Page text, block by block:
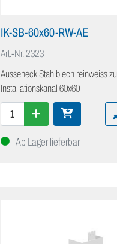
IK-SB-60x60-RW-AE
Art.-Nr.2323
Ausseneck Stahlblech reinweiss zu
Installationskanal 60x60
Ab Lager lieferbar